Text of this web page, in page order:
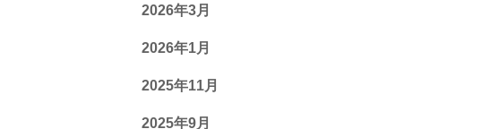
2026年3月
2026年1月
2025年11月
2025年9月